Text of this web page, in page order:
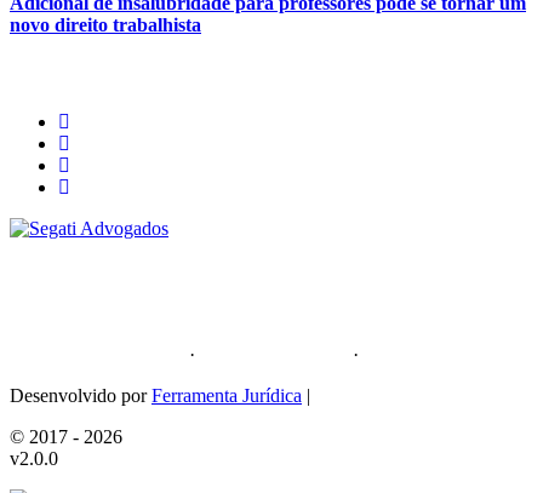
novo direito trabalhista
· ·
Desenvolvido porFerramenta Jurídica |
© 2017 - 2026
v2.0.0